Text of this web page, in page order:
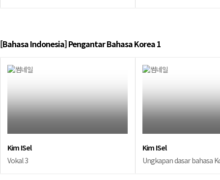
[Bahasa Indonesia] Pengantar Bahasa Korea 1
Kim ISel
Vokal 3
Kim ISel
Ungkapan dasar bahasa